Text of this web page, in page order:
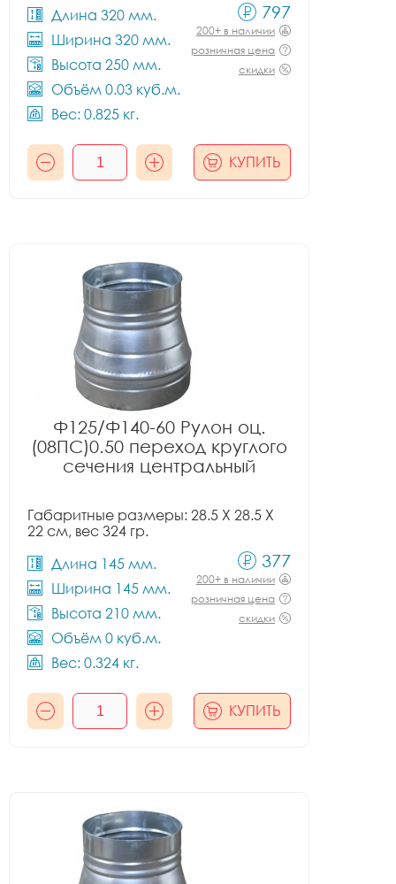
Длина 320 мм.
Ширина 320 мм.
Высота 250 мм.
Объём 0.03 куб.м.
Вес: 0.825 кг.
797
200+ в наличии
розничная цена
скидки
КУПИТЬ
Ф125/Ф140-60 Рулон оц.
(08ПС)0.50 переход круглого
сечения центральный
Габаритные размеры: 28.5 X 28.5 X
22 см, вес 324 гр.
Длина 145 мм.
Ширина 145 мм.
Высота 210 мм.
Объём 0 куб.м.
Вес: 0.324 кг.
377
200+ в наличии
розничная цена
скидки
КУПИТЬ